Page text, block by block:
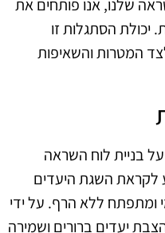
שלנו, אנו פותחים את
יכולת הסתגלות זו
המטרות והשאיפות
בניית לוח השראה
לקראת השגת היעדים
ומתפתח ללא הרף. על ידי
יעדים ברורים ושמירה